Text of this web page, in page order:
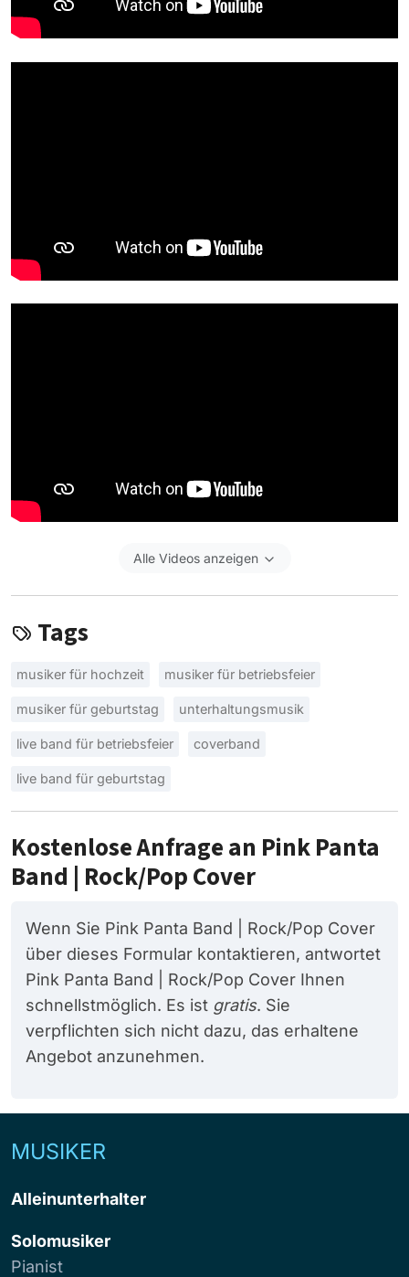
Alle Videos anzeigen
Tags
musiker für hochzeit musiker für betriebsfeier
musiker für geburtstag unterhaltungsmusik
live band für betriebsfeier coverband
live band für geburtstag
Kostenlose Anfrage an Pink Panta
Band | Rock/Pop Cover
Wenn Sie Pink Panta Band | Rock/Pop Cover
über dieses Formular kontaktieren, antwortet
Pink Panta Band | Rock/Pop Cover Ihnen
schnellstmöglich. Es ist gratis. Sie
verpflichten sich nicht dazu, das erhaltene
Angebot anzunehmen.
MUSIKER
Alleinunterhalter
Solomusiker
Pianist